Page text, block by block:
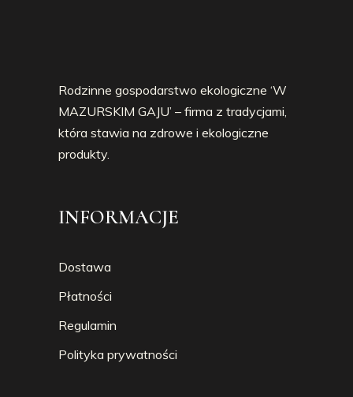
Rodzinne gospodarstwo ekologiczne ‘W
MAZURSKIM GAJU’ – firma z tradycjami,
która stawia na zdrowe i ekologiczne
produkty.
INFORMACJE
Dostawa
Płatności
Regulamin
Polityka prywatności